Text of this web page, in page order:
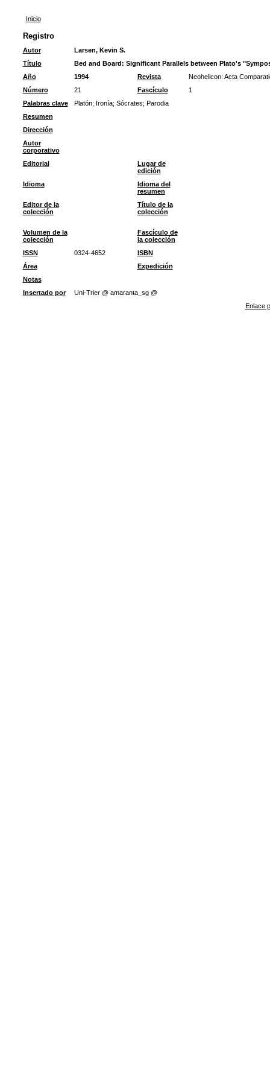
Inicio
Registro
Autor
Larsen, Kevin S.
Título
Bed and Board: Significant Parallels between Plato's
Año
1994 Revista
Neohelicon: Acta
Número
21 Fascículo
1
Palabras clave
Platón; Ironía; Sócrates; Parodia
Resumen
Dirección
Autor
corporativo
Editorial
Lugar de
edición
Idioma
Idioma del
resumen
Editor de la
colección
Título de la
colección
Volumen de la
colección
Fascículo de
la colección
ISSN
0324-4652
ISBN
Área
Expedición
Notas
Insertado por
Uni-Trier @ amaranta_sg @
Enlace